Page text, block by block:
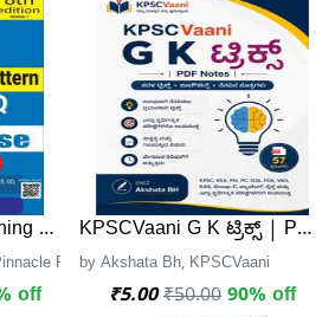
8th Edition (English Medium) –
Publications
off
KPSCVaani G K ಟ್ರಿಕ್ಸ್ | PDF
by Akshata Bh, KPSCVaani
₹5.00 ₹50.00 90% off